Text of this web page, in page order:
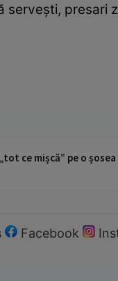
serveşti, presari
ce mișcă” pe o
Facebook